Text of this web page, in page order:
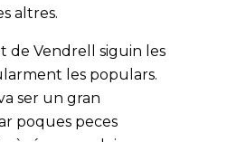
altres.
de Vendrell siguin les
les populars.
ser un gran
poques peces